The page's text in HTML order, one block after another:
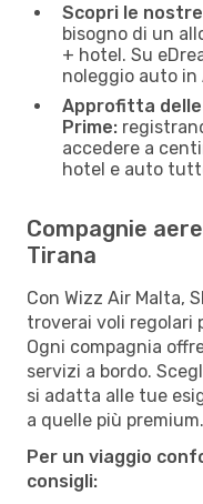
Scopri le
bisogno di un
+ hotel. Su
noleggio auto in
Approfitta
Prime:
accedere a
hotel e auto
Compagnie
Tirana
Con Wizz Air Malta,
troverai voli regolari
Ogni compagnia
servizi a bordo.
si adatta alle tue
a quelle più premium.
Per un viaggio
consigli: